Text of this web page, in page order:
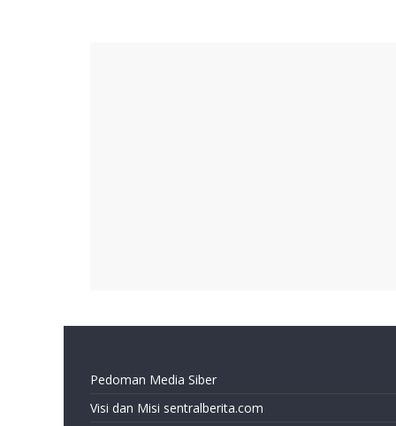
Pedoman Media Siber
Visi dan Misi sentralberita.com